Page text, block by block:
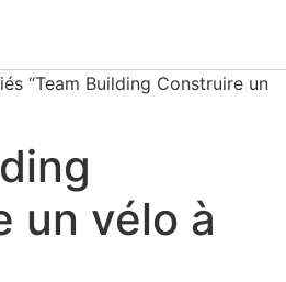
“Team Building Construire un
un vélo à